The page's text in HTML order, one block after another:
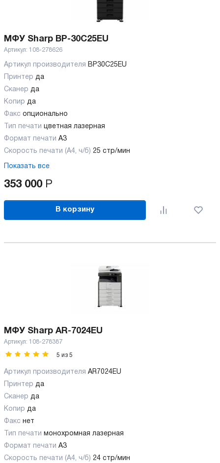
МФУ Sharp BP-30C25EU
Артикул: 108-278626
Артикул производителя BP30C25EU
Принтер да
Сканер да
Копир да
Факс опционально
Тип печати цветная лазерная
Формат печати A3
Скорость печати (А4, ч/б) 25 стр/мин
Показать все
353 000 Р
В корзину
МФУ Sharp AR-7024EU
Артикул: 108-278387
5 из 5
Артикул производителя AR7024EU
Принтер да
Сканер да
Копир да
Факс нет
Тип печати монохромная лазерная
Формат печати A3
Скорость печати (А4, ч/б) 24 стр/мин